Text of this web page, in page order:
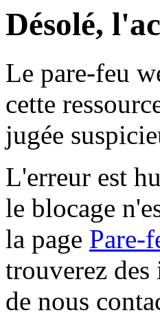
Désolé,
Le pare-feu
cette
jugée
L'erreur est
le blocage
la page Pare-
trouverez
de nous